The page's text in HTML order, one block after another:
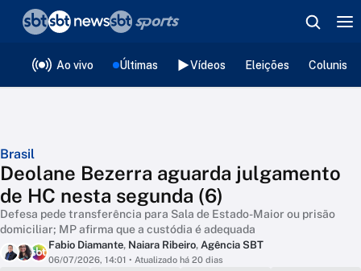
Ao vivo Últimas Vídeos Eleições
Brasil
Deolane Bezerra aguarda julgamento
de HC nesta segunda (6)
Defesa pede transferência para Sala de Estado-Maior ou prisão
domiciliar; MP afirma que a custódia é adequada
Fabio Diamante, Naiara Ribeiro, Agência SBT
06/07/2026, 14:01 • Atualizado há 20 dias
❮voltar
Editorias